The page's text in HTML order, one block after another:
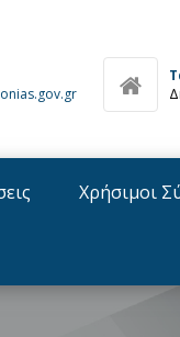
Χρήσιμοι